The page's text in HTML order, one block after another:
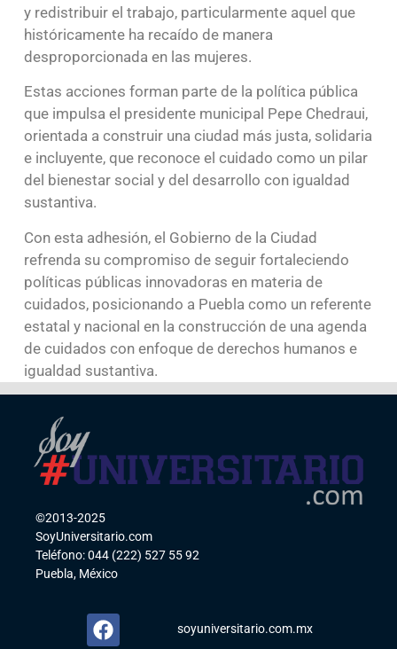
y redistribuir el trabajo, particularmente aquel que
históricamente ha recaído de manera
desproporcionada en las mujeres.
Estas acciones forman parte de la política pública
que impulsa el presidente municipal Pepe Chedraui,
orientada a construir una ciudad más justa, solidaria
e incluyente, que reconoce el cuidado como un pilar
del bienestar social y del desarrollo con igualdad
sustantiva.
Con esta adhesión, el Gobierno de la Ciudad
refrenda su compromiso de seguir fortaleciendo
políticas públicas innovadoras en materia de
cuidados, posicionando a Puebla como un referente
estatal y nacional en la construcción de una agenda
de cuidados con enfoque de derechos humanos e
igualdad sustantiva.
©2013-2025
SoyUniversitario.com
Teléfono: 044 (222) 527 55 92
Puebla, México
soyuniversitario.com.mx